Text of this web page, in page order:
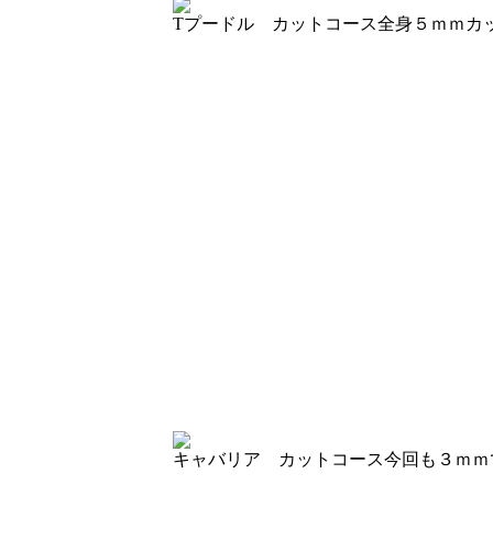
Tプードル カットコース全身５ｍｍカ
キャバリア カットコース今回も３ｍ